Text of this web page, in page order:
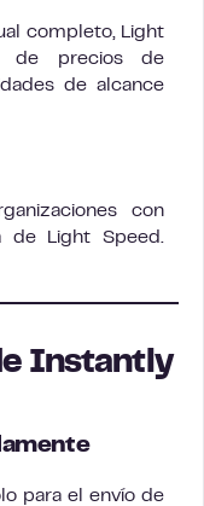
completo, Light
de precios de
de alcance
con
de Light Speed.
Instantly
para el envío de